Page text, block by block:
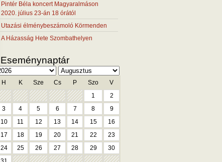
Pintér Béla koncert Magyaralmáson
2020. július 23-án 18 órától
Utazási élménybeszámoló Körmenden
A Házasság Hete Szombathelyen
Eseménynaptár
H K Sze Cs P Szo
V
1
2
3
4 5 6 7 8
9
10
11 12 13 14 15
16
17
18 19 20 21 22
23
24
25 26 27 28 29
30